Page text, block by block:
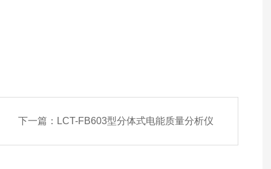
下一篇： LCT-FB603型分体式电能质量分析仪